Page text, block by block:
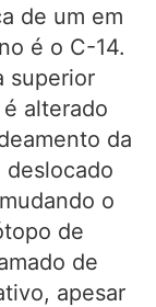
de um em
é o C-14.
superior
alterado
da
deslocado
o
de
de
apesar